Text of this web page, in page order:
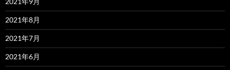
2021年8月
2021年7月
2021年6月